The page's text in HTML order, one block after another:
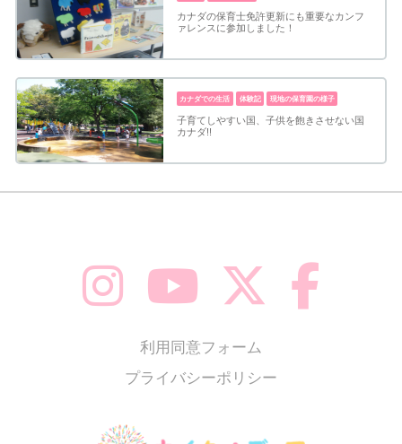
カナダの保育士免許更新にも重要なカンフ
ァレンスに参加しました！
カナダでの生活 体験記 現地の保育園の様子
子育てしやすい国、子供を飽きさせない国
カナダ!!
利用同意フォーム
プライバシーポリシー